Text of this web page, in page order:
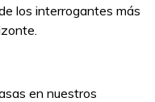
los interrogantes más
en nuestros